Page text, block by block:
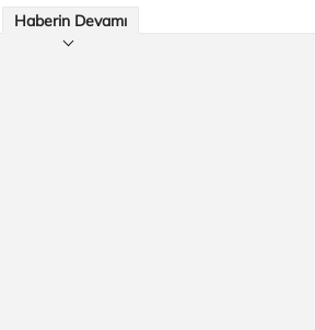
Haberin Devamı